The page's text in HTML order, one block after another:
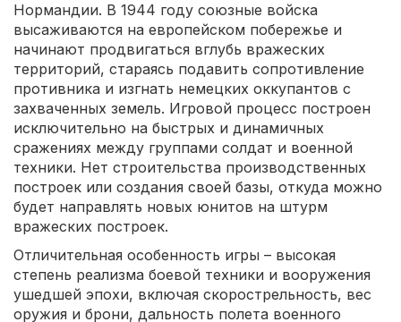
Нормандии. В 1944 году союзные войска
высаживаются на европейском побережье и
начинают продвигаться вглубь вражеских
территорий, стараясь подавить сопротивление
противника и изгнать немецких оккупантов с
захваченных земель. Игровой процесс построен
исключительно на быстрых и динамичных
сражениях между группами солдат и военной
техники. Нет строительства производственных
построек или создания своей базы, откуда можно
будет направлять новых юнитов на штурм
вражеских построек.
Отличительная особенность игры – высокая
степень реализма боевой техники и вооружения
ушедшей эпохи, включая скорострельность, вес
оружия и брони, дальность полета военного